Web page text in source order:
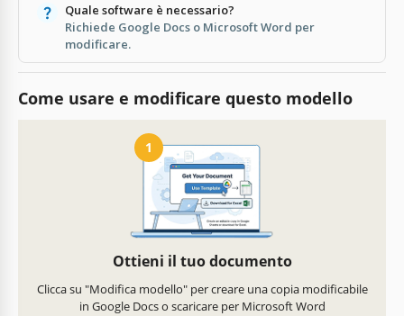
Quale software è necessario?
Richiede Google Docs o Microsoft Word per
modificare.
Come usare e modificare questo modello
1
Ottieni il tuo documento
Clicca su "Modifica modello" per creare una copia modificabile
in Google Docs o scaricare per Microsoft Word